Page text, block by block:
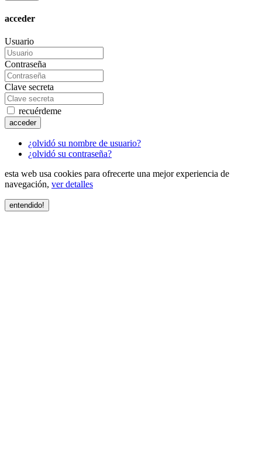
acceder
Usuario
Contraseña
Clave secreta
recuérdeme
acceder
¿olvidó su nombre de usuario?
¿olvidó su contraseña?
esta web usa cookies para ofrecerte una mejor experiencia de
navegación, ver detalles
entendido!